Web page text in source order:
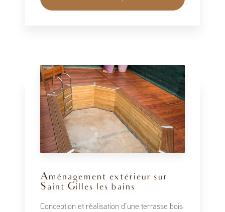
Aménagement extérieur sur
Saint Gilles les bains
Conception et réalisation d’une terrasse bois